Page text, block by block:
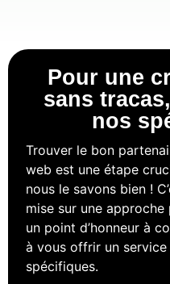
Pour une
sans
nos
Trouver le bon
web est une étape
nous le savons bien !
mise sur une
un point d’honneur à
à vous offrir un
spécifiques.